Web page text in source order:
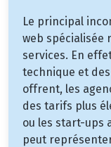
Le principal
web spécialisée
services. En
technique et
offrent, les
des tarifs plus
ou les start-ups
peut